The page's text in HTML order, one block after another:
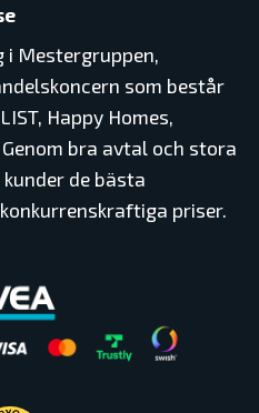
Mestergruppen,
som består
Happy Homes,
bra avtal och stora
de bästa
priser.